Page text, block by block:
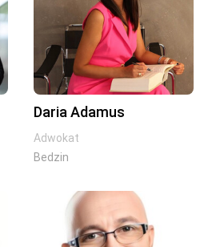
Daria Adamus
Adwokat
Bedzin